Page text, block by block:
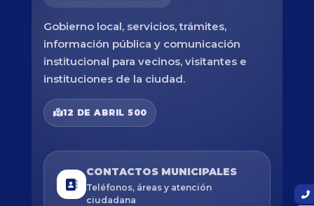
Gobierno local, servicios, trámites,
información pública y comunicación
institucional para vecinos, visitantes e
instituciones de la ciudad.
12 DE ABRIL 500
CONTACTOS MUNICIPALES
Teléfonos, áreas y atención
ciudadana